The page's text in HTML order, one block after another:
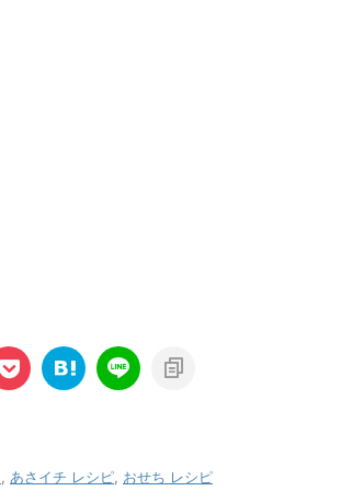
あさイチ レシピ おせち レシピ